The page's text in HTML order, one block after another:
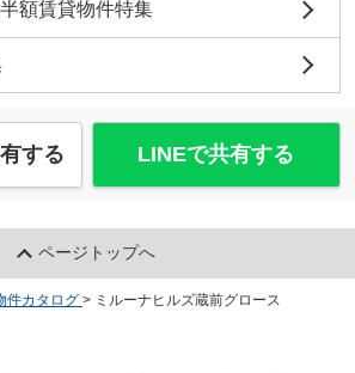
額賃貸物件特集
する LINEで共有する
ページトップへ
件カタログ > ミルーナヒルズ蔵前グロース